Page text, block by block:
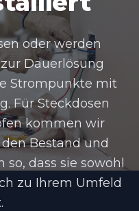
oder werden
Dauerlösung
Strompunkte mit
Für Steckdosen
kommen wir
Bestand und
so, dass sie sowohl
zu Ihrem Umfeld